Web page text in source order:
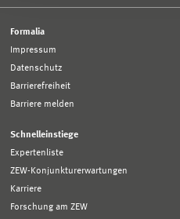
Formalia
Impressum
Datenschutz
Barrierefreiheit
Barriere melden
Schnelleinstiege
Expertenliste
ZEW-Konjunkturerwartungen
Karriere
Forschung am ZEW